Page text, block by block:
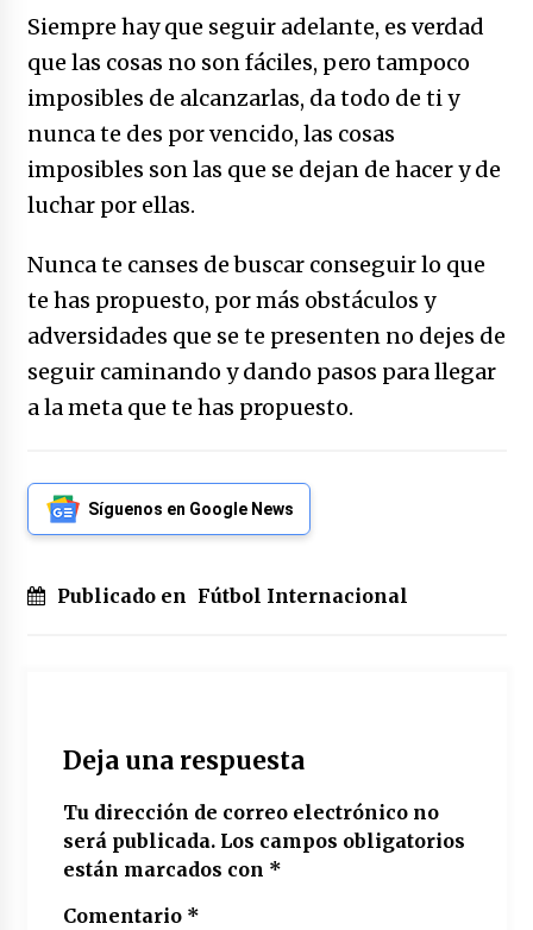
Siempre hay que seguir adelante, es verdad
que las cosas no son fáciles, pero tampoco
imposibles de alcanzarlas, da todo de ti y
nunca te des por vencido, las cosas
imposibles son las que se dejan de hacer y de
luchar por ellas.
Nunca te canses de buscar conseguir lo que
te has propuesto, por más obstáculos y
adversidades que se te presenten no dejes de
seguir caminando y dando pasos para llegar
a la meta que te has propuesto.
Síguenos en Google News
Publicado en Fútbol Internacional
Deja una respuesta
Tu dirección de correo electrónico no
será publicada. Los campos obligatorios
están marcados con *
Comentario *